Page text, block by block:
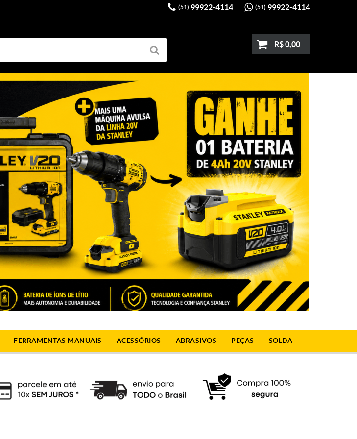
(51) 99922-4114 (51) 99922-4114
R$ 0,00
FERRAMENTAS MANUAIS ACESSÓRIOS ABRASIVOS PEÇAS SOLDA